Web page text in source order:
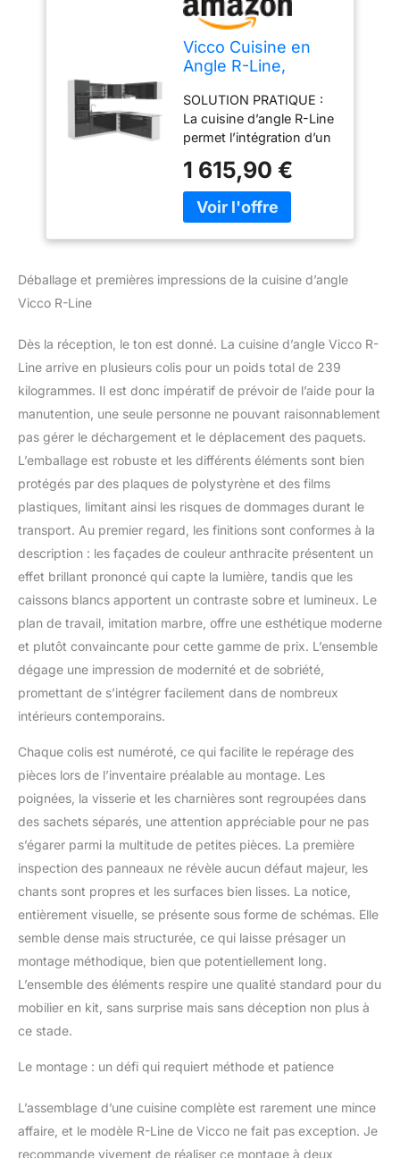
Vicco Cuisine en
Angle R-Line,
Brillant/Blanc, 247 x
237 cm
SOLUTION PRATIQUE :
La cuisine d’angle R-Line
permet l’intégration d’un
dans une colonne haute.
Des façades entièrement
intégrées pour lave-
FLEXIBLE : La cuisine en
être agrandie et adaptée
individuellement. Les
hauteur offrent une
flexibilité supplémentaire.
DIMENSIONS : La cuisine
d’angle a une largeur de
247x237 cm et une
profondeur de 60 cm.
Les meubles bas ont une
profondeur de 46 cm.
Niche pour four :
56,8x59,4x55 cm. Niche
pour micro-ondes :
56,8x45x55 cm.
MATÉRIAU : Les façades
et le corps de la cuisine
sont fabriqués en
panneau de particules de
16 mm avec revêtement
panneau de particules de
28 mm. CONTENU DE
LIVRAISON : bloc de
cuisine avec plan de
travail, matériel de
montage, instructions de
montage (sauf indication
contraire, les appareils
électroménagers et les
compris dans la
livraison).
1 615,90 €
Déballage et premières impressions de la cuisine d’angle
Vicco R-Line
Dès la réception, le ton est donné. La cuisine d’angle Vicco R-
Line arrive en plusieurs colis pour un poids total de 239
kilogrammes. Il est donc impératif de prévoir de l’aide pour la
manutention, une seule personne ne pouvant raisonnablement
pas gérer le déchargement et le déplacement des paquets.
L’emballage est robuste et les différents éléments sont bien
protégés par des plaques de polystyrène et des films
plastiques, limitant ainsi les risques de dommages durant le
transport. Au premier regard, les finitions sont conformes à la
description : les façades de couleur anthracite présentent un
effet brillant prononcé qui capte la lumière, tandis que les
caissons blancs apportent un contraste sobre et lumineux. Le
plan de travail, imitation marbre, offre une esthétique moderne
et plutôt convaincante pour cette gamme de prix. L’ensemble
dégage une impression de modernité et de sobriété,
promettant de s’intégrer facilement dans de nombreux
intérieurs contemporains.
Chaque colis est numéroté, ce qui facilite le repérage des
pièces lors de l’inventaire préalable au montage. Les
poignées, la visserie et les charnières sont regroupées dans
des sachets séparés, une attention appréciable pour ne pas
s’égarer parmi la multitude de petites pièces. La première
inspection des panneaux ne révèle aucun défaut majeur, les
chants sont propres et les surfaces bien lisses. La notice,
entièrement visuelle, se présente sous forme de schémas. Elle
semble dense mais structurée, ce qui laisse présager un
montage méthodique, bien que potentiellement long.
L’ensemble des éléments respire une qualité standard pour du
mobilier en kit, sans surprise mais sans déception non plus à
ce stade.
Le montage : un défi qui requiert méthode et patience
L’assemblage d’une cuisine complète est rarement une mince
affaire, et le modèle R-Line de Vicco ne fait pas exception. Je
recommande vivement de réaliser ce montage à deux